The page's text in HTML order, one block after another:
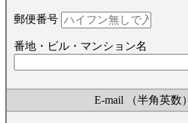
郵便番号
番地・ビル・マンション名
E-mail （半角英数）